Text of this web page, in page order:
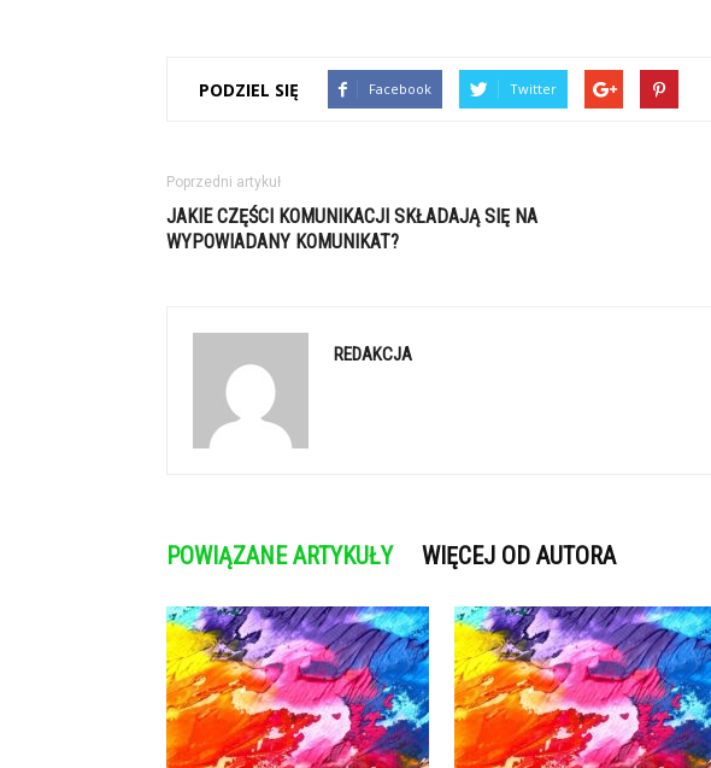
PODZIEL SIĘ Facebook Twitter
Poprzedni artykuł
JAKIE CZĘŚCI KOMUNIKACJI SKŁADAJĄ SIĘ NA
WYPOWIADANY KOMUNIKAT?
REDAKCJA
POWIĄZANE ARTYKUŁY WIĘCEJ OD AUTORA